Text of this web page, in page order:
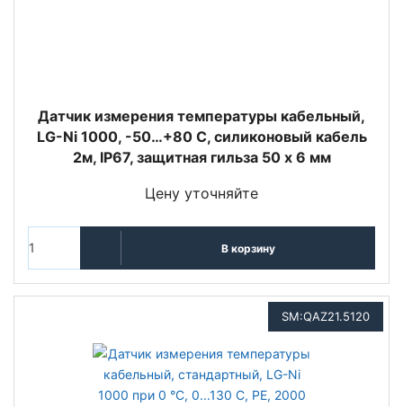
Датчик измерения температуры кабельный,
LG-Ni 1000, -50…+80 С, силиконовый кабель
2м, IP67, защитная гильза 50 x 6 мм
Цену уточняйте
В корзину
SM:QAZ21.5120